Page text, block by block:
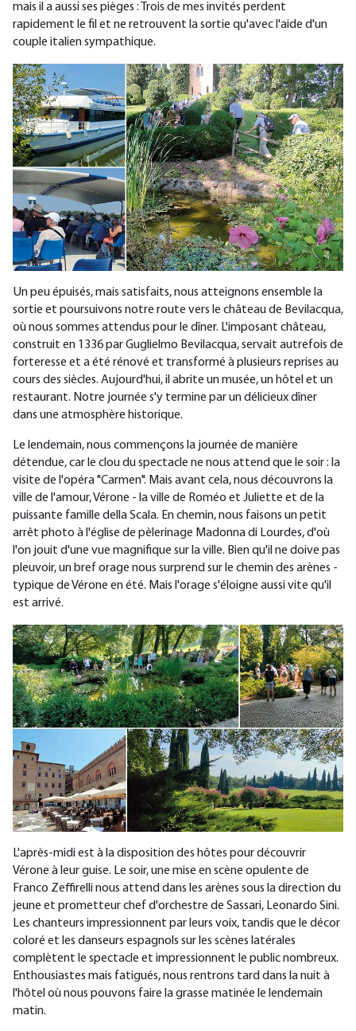
mais il a aussi ses pièges : Trois de mes invités perdent
rapidement le fil et ne retrouvent la sortie qu'avec l'aide d'un
couple italien sympathique.
Un peu épuisés, mais satisfaits, nous atteignons ensemble la
sortie et poursuivons notre route vers le château de Bevilacqua,
où nous sommes attendus pour le dîner. L'imposant château,
construit en 1336 par Guglielmo Bevilacqua, servait autrefois de
forteresse et a été rénové et transformé à plusieurs reprises au
cours des siècles. Aujourd'hui, il abrite un musée, un hôtel et un
restaurant. Notre journée s'y termine par un délicieux dîner
dans une atmosphère historique.
Le lendemain, nous commençons la journée de manière
détendue, car le clou du spectacle ne nous attend que le soir : la
visite de l'opéra "Carmen". Mais avant cela, nous découvrons la
ville de l'amour, Vérone - la ville de Roméo et Juliette et de la
puissante famille della Scala. En chemin, nous faisons un petit
arrêt photo à l'église de pèlerinage Madonna di Lourdes, d'où
l'on jouit d'une vue magnifique sur la ville. Bien qu'il ne doive pas
pleuvoir, un bref orage nous surprend sur le chemin des arènes -
typique de Vérone en été. Mais l'orage s'éloigne aussi vite qu'il
est arrivé.
L'après-midi est à la disposition des hôtes pour découvrir
Vérone à leur guise. Le soir, une mise en scène opulente de
Franco Zeffirelli nous attend dans les arènes sous la direction du
jeune et prometteur chef d'orchestre de Sassari, Leonardo Sini.
Les chanteurs impressionnent par leurs voix, tandis que le décor
coloré et les danseurs espagnols sur les scènes latérales
complètent le spectacle et impressionnent le public nombreux.
Enthousiastes mais fatigués, nous rentrons tard dans la nuit à
l'hôtel où nous pouvons faire la grasse matinée le lendemain
matin.